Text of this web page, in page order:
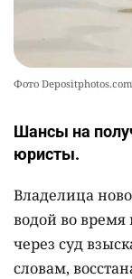
Фото Depositphotos.com
Шансы на
юристы.
Владелица
водой во
через суд
словам,